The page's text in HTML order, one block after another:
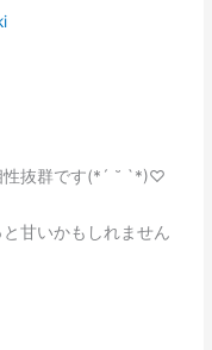
性抜群です(*´ ˘ `*)♡
甘いかもしれません